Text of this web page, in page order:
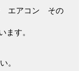
エアコン その
ます。
。